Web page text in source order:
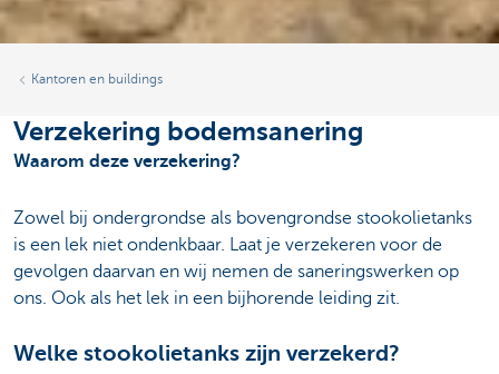
Kantoren en buildings
Verzekering bodemsanering
Waarom deze verzekering?
Zowel bij ondergrondse als bovengrondse stookolietanks
is een lek niet ondenkbaar. Laat je verzekeren voor de
gevolgen daarvan en wij nemen de saneringswerken op
ons. Ook als het lek in een bijhorende leiding zit.
Welke stookolietanks zijn verzekerd?